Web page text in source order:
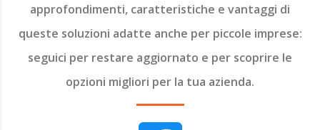
approfondimenti, caratteristiche e vantaggi di
queste soluzioni adatte anche per piccole imprese:
seguici per restare aggiornato e per scoprire le
opzioni migliori per la tua azienda.